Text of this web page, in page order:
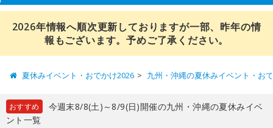
2026年情報へ順次更新しておりますが一部、昨年の情
報もございます。予めご了承ください。
夏休みイベント・おでかけ2026 九州・沖縄の夏休みイベント・お
おすすめ
今週末8/8(土)～8/9(日)開催の九州・沖縄の夏休みイベ
ント一覧